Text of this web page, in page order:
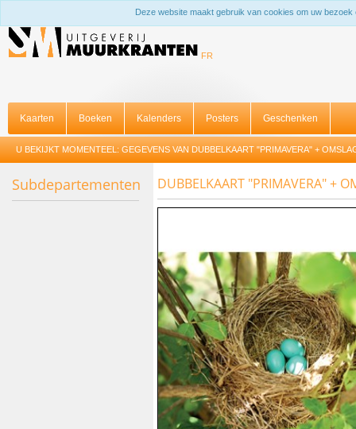
Deze website maakt gebruik van cookies om uw
FR
Kaarten Boeken Kalenders Posters Geschenken
U BEKIJKT MOMENTEEL: GEGEVENS VAN DUBBELKAART "PRIMAVERA" +
Subdepartementen DUBBELKAART "PRIMAVERA" +